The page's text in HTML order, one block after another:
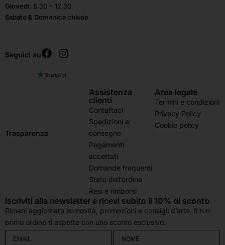
Giovedì: 8.30 – 12.30
Sabato & Domenica chiuso
Seguici su
Trasparenza
Assistenza
clienti
Contattaci
Spedizioni e
consegne
Pagamenti
accettati
Domande frequenti
Stato dell’ordine
Resi e rimborsi
Area legale
Termini e condizioni
Privacy Policy
Cookie policy
Iscriviti alla newsletter e ricevi subito il 10% di sconto
Rimani aggiornato su novità, promozioni e consigli d’arte. Il tuo
primo ordine ti aspetta con uno sconto esclusivo.